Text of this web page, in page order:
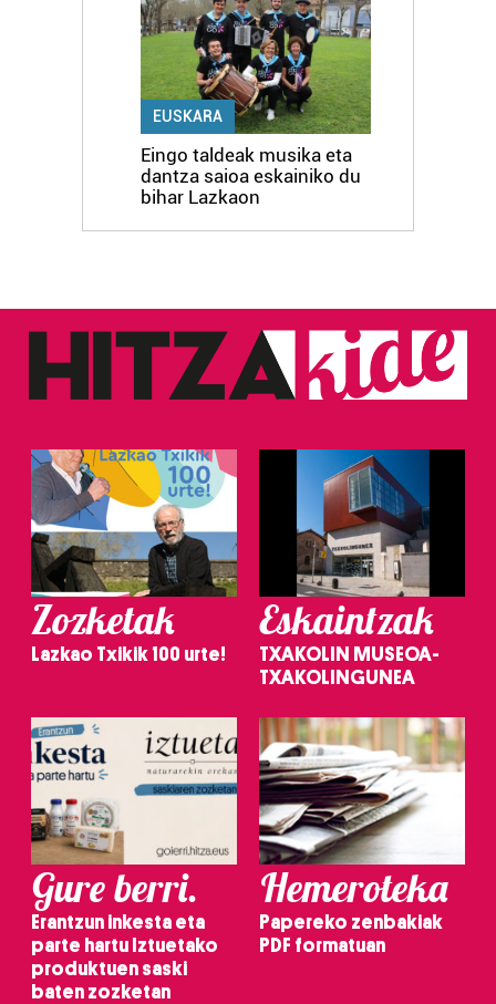
EUSKARA
Eingo taldeak musika eta
dantza saioa eskainiko du
bihar Lazkaon
Zozketak
Lazkao Txikik 100 urte!
Eskaintzak
TXAKOLIN MUSEOA-
TXAKOLINGUNEA
Gure berri.
Erantzun inkesta eta
parte hartu Iztuetako
produktuen saski
baten zozketan
Hemeroteka
Papereko zenbakiak
PDF formatuan